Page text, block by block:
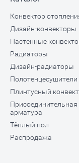
Конвектор
Дизайн-конвекторы
Настенные
Радиаторы
Дизайн-радиаторы
Полотенцесушители
Плинтусный
Присоединительная
арматура
Тёплый пол
Распродажа